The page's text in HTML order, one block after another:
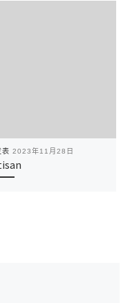
表 2023年11月28日